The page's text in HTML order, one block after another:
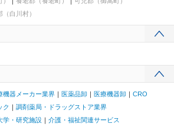
（白川村）
機器メーカー業界 医薬品卸 医療機器卸
CRO
ク
調剤薬局・ドラッグストア業界
学・研究施設
介護・福祉関連サービス